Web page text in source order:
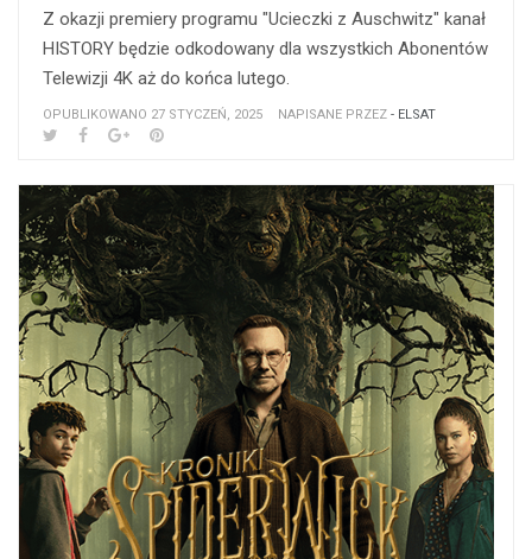
Z okazji premiery programu "Ucieczki z Auschwitz" kanał
HISTORY będzie odkodowany dla wszystkich Abonentów
Telewizji 4K aż do końca lutego.
OPUBLIKOWANO 27 STYCZEŃ, 2025 NAPISANE PRZEZ - ELSAT